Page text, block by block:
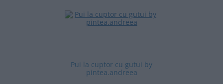
Pui la cuptor cu gutui by
pintea.andreea